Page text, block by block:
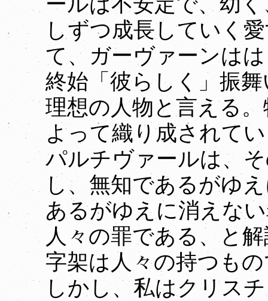
しずつ成長していく
て、ガーヴァーンは
終始「彼らしく」振
理想の人物と言える
よって織り成されて
パルチヴァールは、
し、無知であるがゆ
あるがゆえに消えな
人々の罪である、と
字架は人々の持つも
しかし、私はクリス